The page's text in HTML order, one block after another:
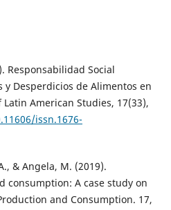
Responsabilidad Social
y Desperdicios de Alimentos en
American Studies, 17(33),
issn.1676-
& Angela, M. (2019).
consumption: A case study on
and Consumption. 17,